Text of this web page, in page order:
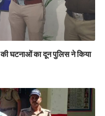
की घटनाओं का दून पुलिस ने किया